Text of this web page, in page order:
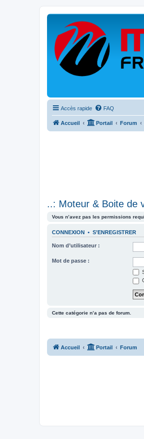
Accès rapide FAQ
Accueil Portail Forum
..: Moteur & Boite de
Vous n’avez pas les permissions
CONNEXION • S’ENREGISTRER
Nom d’utilisateur :
Mot de passe :
Cette catégorie n’a pas de forum.
Accueil Portail Forum